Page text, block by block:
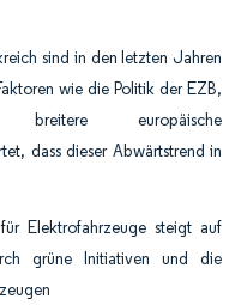
sind in den letzten Jahren
wie die Politik der EZB,
breitere europäische
dass dieser Abwärtstrend in
Elektrofahrzeuge steigt auf
grüne Initiativen und die